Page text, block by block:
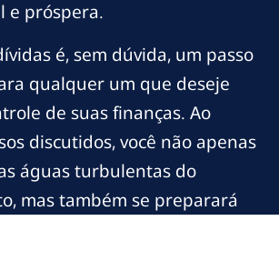
e próspera.
é, sem dúvida, um passo
qualquer um que deseje
de suas finanças. Ao
discutidos, você não apenas
águas turbulentas do
mas também se preparará